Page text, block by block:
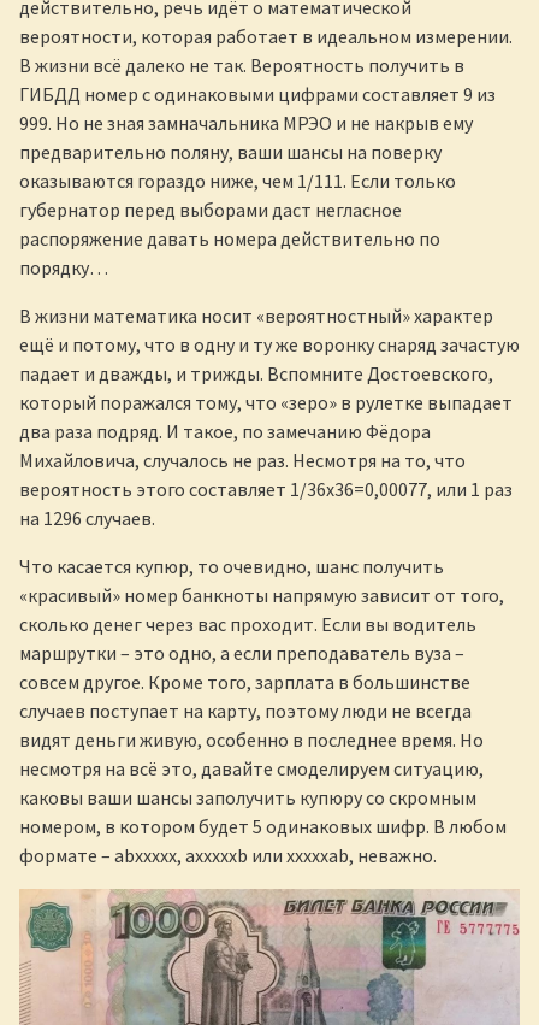
действительно, речь идёт о математической
вероятности, которая работает в идеальном измерении.
В жизни всё далеко не так. Вероятность получить в
ГИБДД номер с одинаковыми цифрами составляет 9 из
999. Но не зная замначальника МРЭО и не накрыв ему
предварительно поляну, ваши шансы на поверку
оказываются гораздо ниже, чем 1/111. Если только
губернатор перед выборами даст негласное
распоряжение давать номера действительно по
порядку…
В жизни математика носит «вероятностный» характер
ещё и потому, что в одну и ту же воронку снаряд зачастую
падает и дважды, и трижды. Вспомните Достоевского,
который поражался тому, что «зеро» в рулетке выпадает
два раза подряд. И такое, по замечанию Фёдора
Михайловича, случалось не раз. Несмотря на то, что
вероятность этого составляет 1/36х36=0,00077, или 1 раз
на 1296 случаев.
Что касается купюр, то очевидно, шанс получить
«красивый» номер банкноты напрямую зависит от того,
сколько денег через вас проходит. Если вы водитель
маршрутки – это одно, а если преподаватель вуза –
совсем другое. Кроме того, зарплата в большинстве
случаев поступает на карту, поэтому люди не всегда
видят деньги живую, особенно в последнее время. Но
несмотря на всё это, давайте смоделируем ситуацию,
каковы ваши шансы заполучить купюру со скромным
номером, в котором будет 5 одинаковых шифр. В любом
формате – abxxxxx, axxxxxb или xxxxxab, неважно.